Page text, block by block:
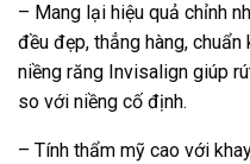
– Mang lại hiệu quả chỉnh
đều đẹp, thẳng hàng,
niềng răng Invisalign giúp
so với niềng cố định.
– Tính thẩm mỹ cao với